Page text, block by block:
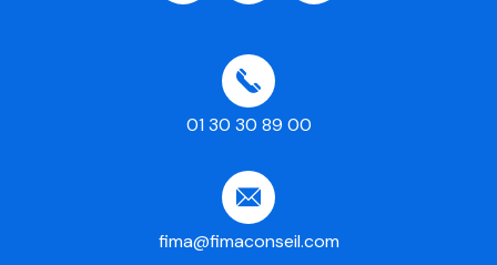
01 30 30 89 00
fima@fimaconseil.com